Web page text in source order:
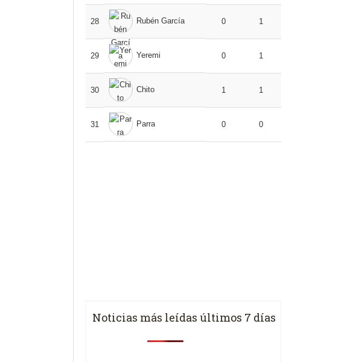
28 Rubén García 0 1
29 Yeremi 0 1
30 Chito 1 1
31 Parra 0 0
Noticias más leídas últimos 7 días